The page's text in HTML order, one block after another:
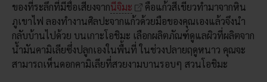
ของที่ระลึกที่มีชื่อเสียงจากนีจิมะ
คือแก้วสีเขียวทำมาจากหิน
ภูเขาไฟ ลองทำงานศิลปะจากแก้วด้วยมือของคุณเองแล้วจึงนำ
กลับบ้านไปด้วย บนเกาะโอชิมะ เลือกผลิตภัณฑ์ดูแลผิวที่ผลิตจาก
น้ำมันคามิเลียซึ่งปลูกเองในพื้นที่ ในช่วงปลายฤดูหนาว คุณจะ
สามารถเห็นดอกคามิเลียที่สวยงามบานรอบๆ สวนโอชิมะ